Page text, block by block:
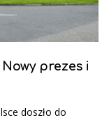
prezes i
doszło do